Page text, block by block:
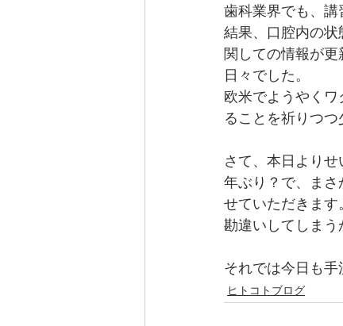
歯科業界でも、
結果、口腔内の
関しての情報が
日々でした。
欧米でようやく
ることを祈りつつ
さて、本日より
年ぶり？で、まさ
せていただきます
勘違いしてしまう
それでは今日も手
ヒトコトブログ